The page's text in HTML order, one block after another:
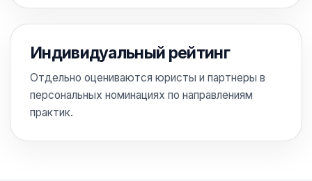
Индивидуальный рейтинг
Отдельно оцениваются юристы и партнеры в
персональных номинациях по направлениям
практик.